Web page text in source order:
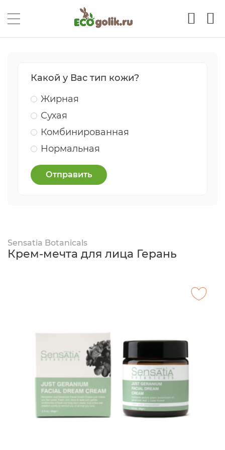
Какой у Вас тип кожи?
Жирная
Сухая
Комбинированная
Нормальная
Отправить
Sensatia Botanicals
Крем-мечта для лица Герань